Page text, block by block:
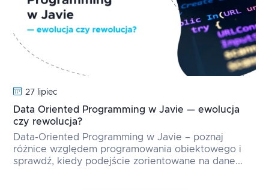
27 lipiec
Data Oriented Programming w Javie — ewolucja
czy rewolucja?
Data-Oriented Programming w Javie – poznaj
różnice względem programowania obiektowego i
sprawdź, kiedy podejście zorientowane na dane...